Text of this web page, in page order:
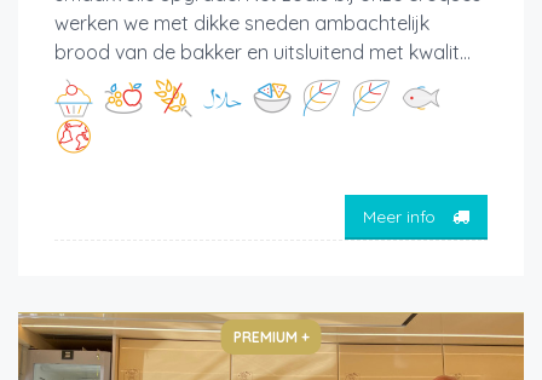
werken we met dikke sneden ambachtelijk
brood van de bakker en uitsluitend met kwalit...
Meer info
PREMIUM +